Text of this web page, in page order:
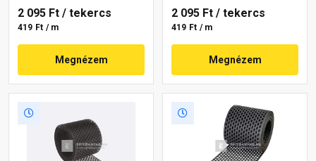
2 095 Ft / tekercs
419 Ft / m
Megnézem
2 095 Ft / tekercs
419 Ft / m
Megnézem